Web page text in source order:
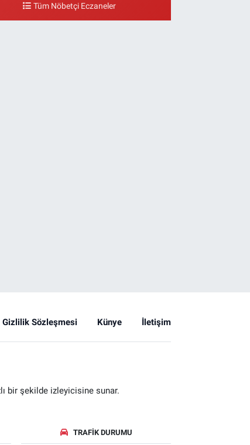
Tüm Nöbetçi Eczaneler
Gizlilik Sözleşmesi Künye İletişim
bir şekilde izleyicisine sunar.
TRAFIK DURUMU